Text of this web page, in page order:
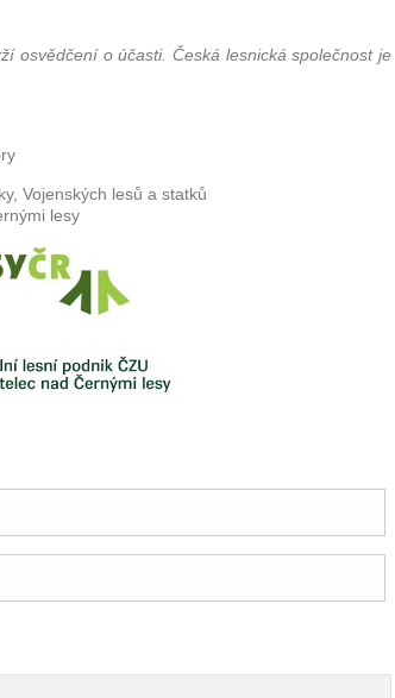
osvědčení o účasti. Česká lesnická společnost je
Vojenských lesů a statků
lesy